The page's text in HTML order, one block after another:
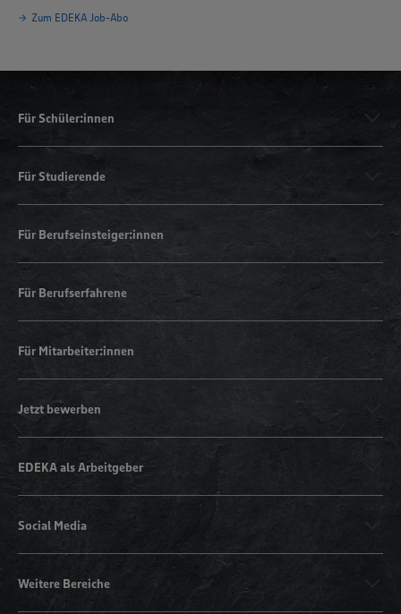
Zum EDEKA Job-Abo
Für Schüler:innen
Für Studierende
Für Berufseinsteiger:innen
Für Berufserfahrene
Für Mitarbeiter:innen
Jetzt bewerben
EDEKA als Arbeitgeber
Social Media
Weitere Bereiche